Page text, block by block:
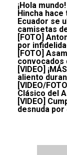
¡Hola mundo!
Hincha
Ecuador se
camisetas
[FOTO]
por
[FOTO]
convocados
[VIDEO]
aliento
[VIDEO/
Clásico del
[VIDEO]
desnuda por